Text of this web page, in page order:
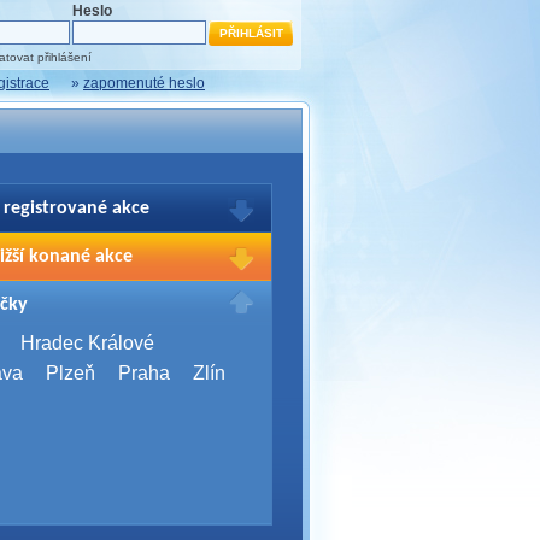
Heslo
přihlášení
» zapomenuté heslo
registrované akce
Vašich registrací na akce
přihlašte.
konané akce
2026
Brno
Server Bootcamp 2026
Hradec Králové
Plzeň Praha Zlín